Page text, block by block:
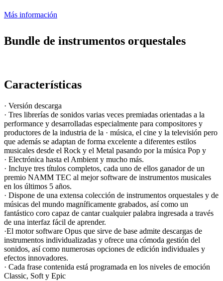
Más información
Bundle de instrumentos orquestales
Características
· Versión descarga
· Tres librerías de sonidos varias veces premiadas orientadas a la
performance y desarrolladas especialmente para compositores y
productores de la industria de la · música, el cine y la televisión pero
que además se adaptan de forma excelente a diferentes estilos
musicales desde el Rock y el Metal pasando por la música Pop y
· Electrónica hasta el Ambient y mucho más.
· Incluye tres títulos completos, cada uno de ellos ganador de un
premio NAMM TEC al mejor software de instrumentos musicales
en los últimos 5 años.
· Dispone de una extensa colección de instrumentos orquestales y de
músicas del mundo magníficamente grabados, así como un
fantástico coro capaz de cantar cualquier palabra ingresada a través
de una interfaz fácil de aprender.
·El motor software Opus que sirve de base admite descargas de
instrumentos individualizadas y ofrece una cómoda gestión del
sonidos, así como numerosas opciones de edición individuales y
efectos innovadores.
· Cada frase contenida está programada en los niveles de emoción
Classic, Soft y Epic